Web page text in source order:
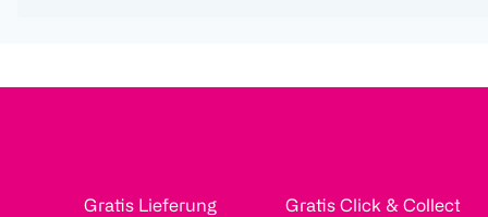
Gratis Lieferung
Gratis Click & Collect